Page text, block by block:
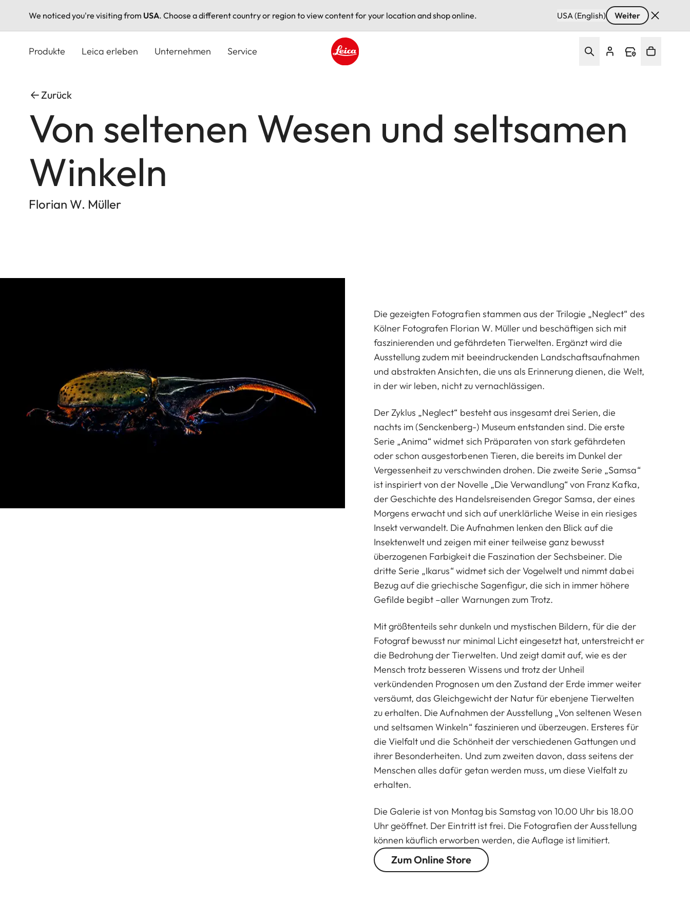
We noticed you're visiting from USA. Choose a different country or region to view content for your location and shop online. USA (English) Weiter
Produkte Leica erleben Unternehmen Service
Zurück
Von seltenen Wesen und seltsamen
Winkeln
Florian W. Müller
Die gezeigten Fotografien stammen aus der Trilogie „Neglect“ des
Kölner Fotografen Florian W. Müller und beschäftigen sich mit
faszinierenden und gefährdeten Tierwelten. Ergänzt wird die
Ausstellung zudem mit beeindruckenden Landschaftsaufnahmen
und abstrakten Ansichten, die uns als Erinnerung dienen, die Welt,
in der wir leben, nicht zu vernachlässigen.
Der Zyklus „Neglect“ besteht aus insgesamt drei Serien, die
nachts im (Senckenberg-) Museum entstanden sind. Die erste
Serie „Anima“ widmet sich Präparaten von stark gefährdeten
oder schon ausgestorbenen Tieren, die bereits im Dunkel der
Vergessenheit zu verschwinden drohen. Die zweite Serie „Samsa“
ist inspiriert von der Novelle „Die Verwandlung“ von Franz Kafka,
der Geschichte des Handelsreisenden Gregor Samsa, der eines
Morgens erwacht und sich auf unerklärliche Weise in ein riesiges
Insekt verwandelt. Die Aufnahmen lenken den Blick auf die
Insektenwelt und zeigen mit einer teilweise ganz bewusst
überzogenen Farbigkeit die Faszination der Sechsbeiner. Die
dritte Serie „Ikarus“ widmet sich der Vogelwelt und nimmt dabei
Bezug auf die griechische Sagenfigur, die sich in immer höhere
Gefilde begibt –aller Warnungen zum Trotz.
Mit größtenteils sehr dunkeln und mystischen Bildern, für die der
Fotograf bewusst nur minimal Licht eingesetzt hat, unterstreicht er
die Bedrohung der Tierwelten. Und zeigt damit auf, wie es der
Mensch trotz besseren Wissens und trotz der Unheil
verkündenden Prognosen um den Zustand der Erde immer weiter
versäumt, das Gleichgewicht der Natur für ebenjene Tierwelten
zu erhalten. Die Aufnahmen der Ausstellung „Von seltenen Wesen
und seltsamen Winkeln“ faszinieren und überzeugen. Ersteres für
die Vielfalt und die Schönheit der verschiedenen Gattungen und
ihrer Besonderheiten. Und zum zweiten davon, dass seitens der
Menschen alles dafür getan werden muss, um diese Vielfalt zu
erhalten.
Die Galerie ist von Montag bis Samstag von 10.00 Uhr bis 18.00
Uhr geöffnet. Der Eintritt ist frei. Die Fotografien der Ausstellung
können käuflich erworben werden, die Auflage ist limitiert.
Zum Online Store